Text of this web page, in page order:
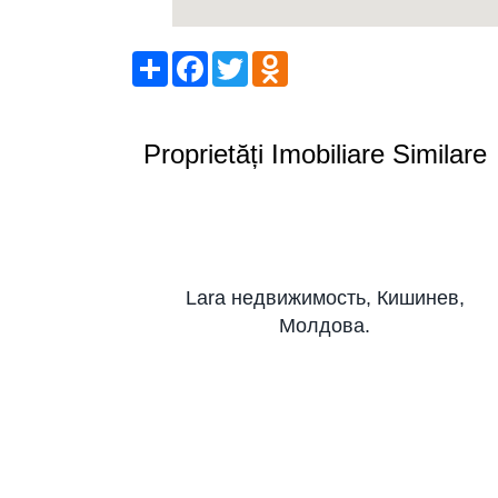
ShareFacebook
Twitter
Proprietăți Imobiliare Similare
Lara недвижимость, Кишинев,
Молдова.